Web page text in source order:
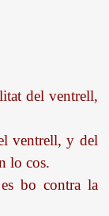
del ventrell,
ventrell, y del
lo cos.
bo contra la